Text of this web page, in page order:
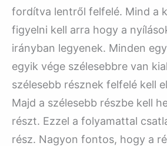
fordítva lentről felfelé. Mind a
figyelni kell arra hogy a
irányban legyenek. Minden
egyik vége szélesebbre van
szélesebb résznek felfelé kell
Majd a szélesebb részbe kell
részt. Ezzel a folyamattal
rész. Nagyon fontos, hogy a